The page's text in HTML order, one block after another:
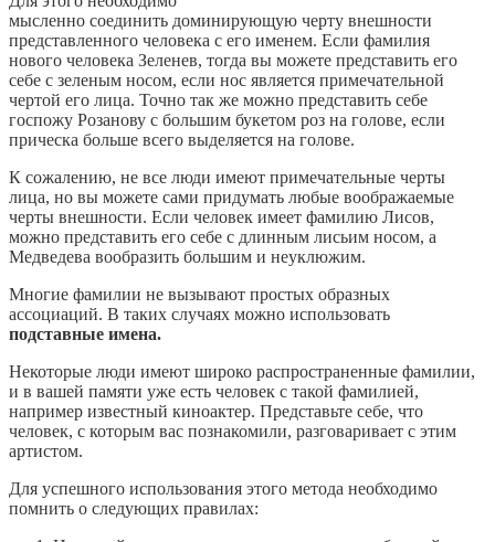
мысленно соединить доминирующую черту внешности
представленного человека с его именем. Если фамилия
нового человека Зеленев, тогда вы можете представить его
себе с зеленым носом, если нос является примечательной
чертой его лица. Точно так же можно представить себе
госпожу Розанову с большим букетом роз на голове, если
прическа больше всего выделяется на голове.
К сожалению, не все люди имеют примечательные черты
лица, но вы можете сами придумать любые воображаемые
черты внешности. Если человек имеет фамилию Лисов,
можно представить его себе с длинным лисьим носом, а
Медведева вообразить большим и неуклюжим.
Многие фамилии не вызывают простых образных
ассоциаций. В таких случаях можно использовать
подставные имена.
Некоторые люди имеют широко распространенные фамилии,
и в вашей памяти уже есть человек с такой фамилией,
например известный киноактер. Представьте себе, что
человек, с которым вас познакомили, разговаривает с этим
артистом.
Для успешного использования этого метода необходимо
помнить о следующих правилах: